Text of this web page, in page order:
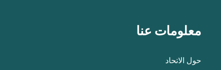
معلومات عنا
حول الاتحاد